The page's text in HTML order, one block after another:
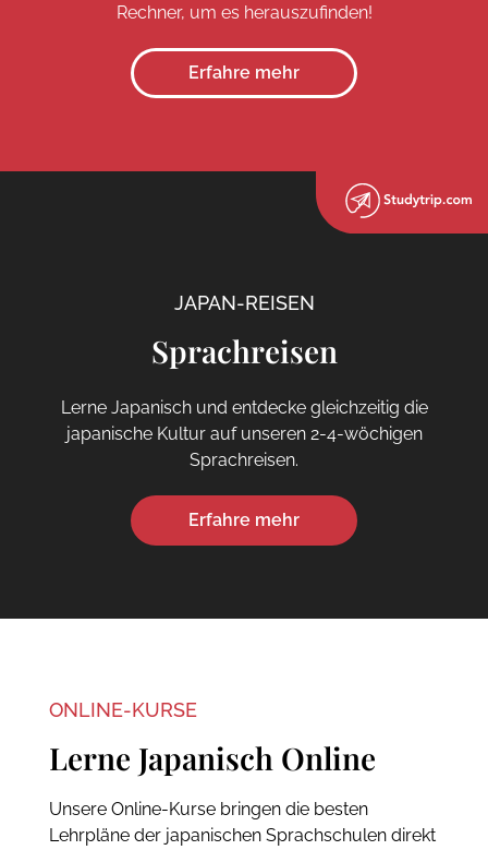
Rechner, um es herauszufinden!
Erfahre mehr
JAPAN-REISEN
Sprachreisen
Lerne Japanisch und entdecke gleichzeitig die
japanische Kultur auf unseren 2-4-wöchigen
Sprachreisen.
Erfahre mehr
ONLINE-KURSE
Lerne Japanisch Online
Unsere Online-Kurse bringen die besten
Lehrpläne der japanischen Sprachschulen direkt